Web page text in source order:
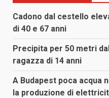
Cadono dal cestello
di 40 e 67 anni
Precipita per 50 metri
ragazza di 14 anni
A Budapest poca acqua
la produzione di